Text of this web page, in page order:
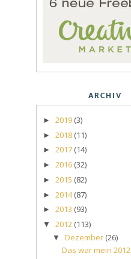
ARCHIV
► 2019 (3)
► 2018 (11)
► 2017 (14)
► 2016 (32)
► 2015 (82)
► 2014(87)
► 2013 (93)
▼ 2012 (113)
▼ Dezember (26)
Das war mein 2012